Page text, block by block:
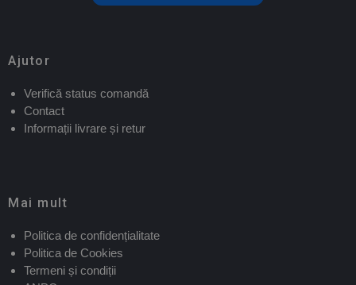
Ajutor
Verifică status comandă
Contact
Informații livrare și retur
Mai mult
Politica de confidențialitate
Politica de Cookies
Termeni și condiții